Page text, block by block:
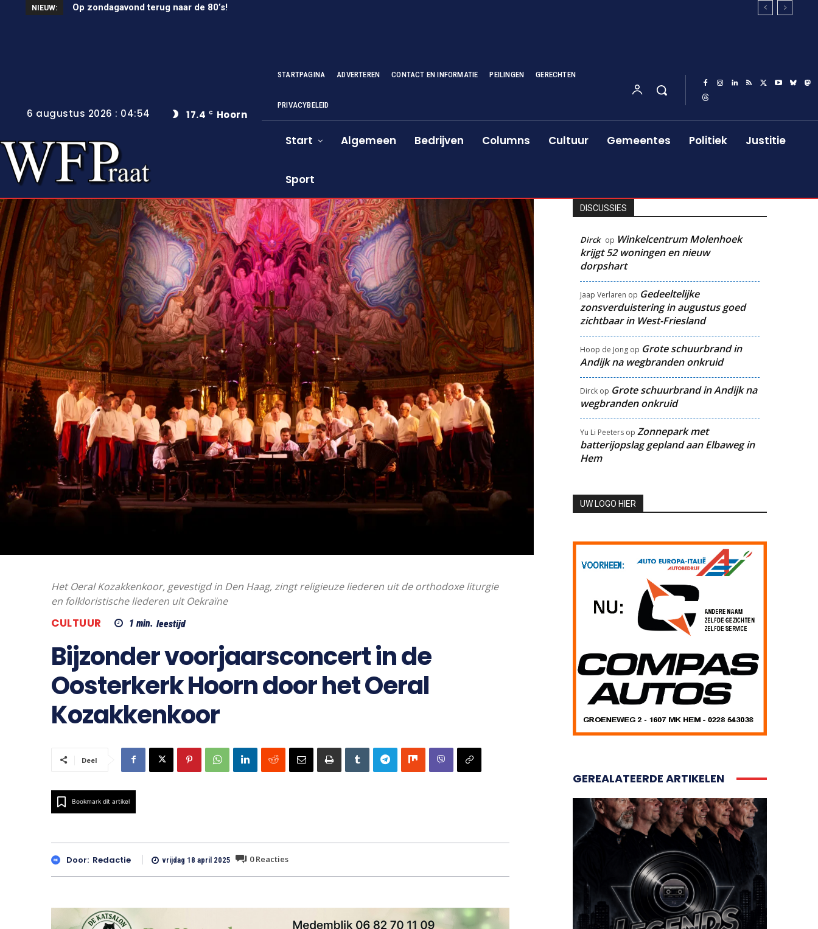
NIEUW: Op zondagavond terug naar de 80’s!
Unieke wielerkoers in Wervershoof
17.4 C Hoorn
6 augustus 2026 : 04:54
STARTPAGINA ADVERTEREN CONTACT EN INFORMATIE PEILINGEN GERECHTEN
PRIVACYBELEID
Start Algemeen Bedrijven Columns Cultuur Gemeentes Politiek Justitie
Sport
Het Oeral Kozakkenkoor, gevestigd in Den Haag, zingt religieuze liederen uit de orthodoxe liturgie
en folkloristische liederen uit Oekraïne
CULTUUR 1 min. leestijd
Bijzonder voorjaarsconcert in de
Oosterkerk Hoorn door het Oeral
Kozakkenkoor
Deel
Bookmark dit artikel
Door: Redactie vrijdag 18 april 2025 0Reacties
DISCUSSIES
Dirck op Winkelcentrum Molenhoek
krijgt 52 woningen en nieuw
dorpshart
Jaap Verlaren op Gedeeltelijke
zonsverduistering in augustus goed
zichtbaar in West-Friesland
Hoop de Jongop Grote schuurbrand in
Andijk na wegbranden onkruid
Dirckop Grote schuurbrand in Andijk na
wegbranden onkruid
Yu Li Peetersop Zonnepark met
batterijopslag gepland aan Elbaweg in
Hem
UW LOGO HIER
GEREALATEERDE ARTIKELEN